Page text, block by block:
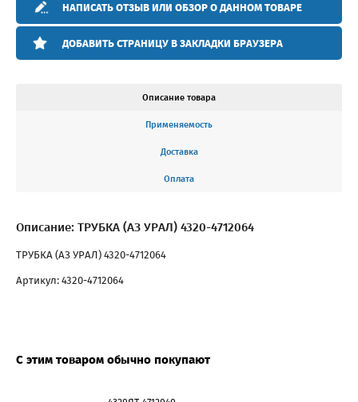
НАПИСАТЬ ОТЗЫВ ИЛИ ОБЗОР О ДАННОМ ТОВАРЕ
ДОБАВИТЬ СТРАНИЦУ В ЗАКЛАДКИ БРАУЗЕРА
Описание товара
Применяемость
Доставка
Оплата
Описание: ТРУБКА (АЗ УРАЛ) 4320-4712064
ТРУБКА (АЗ УРАЛ) 4320-4712064
Артикул: 4320-4712064
С этим товаром обычно покупают